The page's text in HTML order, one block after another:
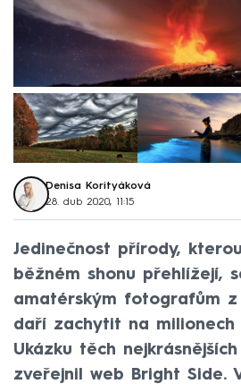
Denisa Korityáková
28. dub 2020, 11:15
Jedinečnost přírody,
běžném shonu přehlížejí,
amatérským fotografům
daří zachytit na
Ukázku těch
zveřejnil web Bright Side.